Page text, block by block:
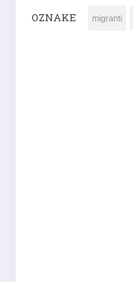
OZNAKE migranti